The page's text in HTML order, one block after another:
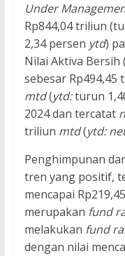
Under
Rp844,04 triliun
2,34 persen ytd)
Nilai Aktiva Bersih
sebesar
mtd(ytd:turun
2024 dan tercatat
triliun mtd(ytd:
Penghimpunan
tren yang positif,
mencapai
merupakan fund
melakukan fund
dengan nilai